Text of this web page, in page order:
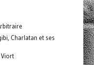
Charlatan et ses